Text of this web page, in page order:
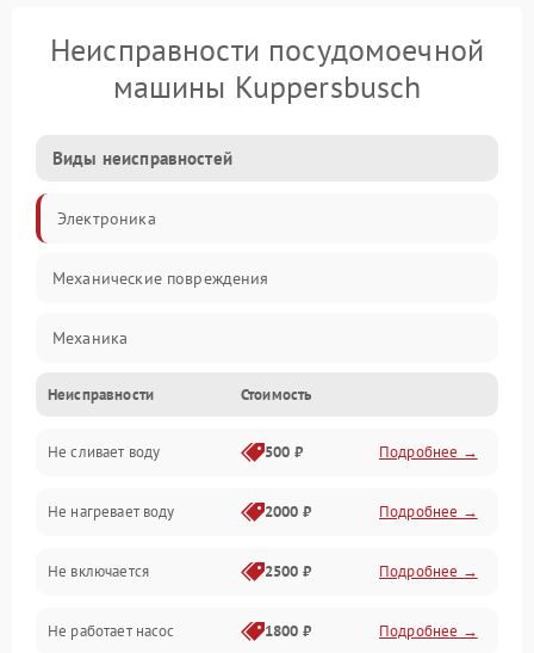
Неисправности посудомоечной
машины Kuppersbusch
Виды неисправностей
Электроника
Механические повреждения
Механика
Управление
Электропитание
Датчики
Нагрев
Вода
Неисправности Стоимость
Не сливает воду 500 ₽ Подробнее →
Не нагревает воду 2000 ₽ Подробнее →
Не включается 2500 ₽ Подробнее →
Не работает насос 1800 ₽ Подробнее →